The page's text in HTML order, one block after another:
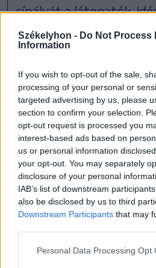
Székelyhon - Do Not Process
Information
If you wish to opt-out of the sale,
processing of your personal or
targeted advertising by us, please
section to confirm your selection.
opt-out request is processed you
interest-based ads based on
us or personal information
your opt-out. You may separately
disclosure of your personal
IAB’s list of downstream
also be disclosed by us to third
Downstream Participants that may
Personal Data Processing Opt
sípályát a látogatók.
sípályát is sikerült
között, sőt, január
működnek a felvonók.